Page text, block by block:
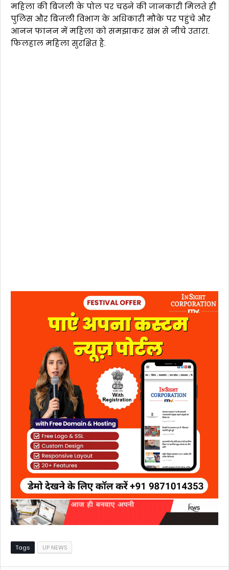
महिला की बिजली के पोल पर चढ़ने की जानकारी मिलते ही
पुलिस और बिजली विभाग के अधिकारी मौके पर पहुंचे और
आनन फानन में महिला को समझाकर खंभ से नीचे उतारा.
फिलहाल महिला सुरक्षित है.
Tags UP NEWS